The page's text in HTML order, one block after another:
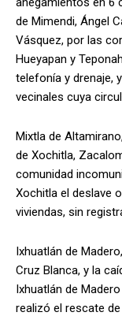
de Mimendi, Ángel
Vásquez, por las
Hueyapan y
telefonía y drenaje,
vecinales cuya
Mixtla de
de Xochitla,
comunidad
Xochitla el deslave
viviendas, sin
Ixhuatlán de
Cruz Blanca, y la
Ixhuatlán de
realizó el rescate